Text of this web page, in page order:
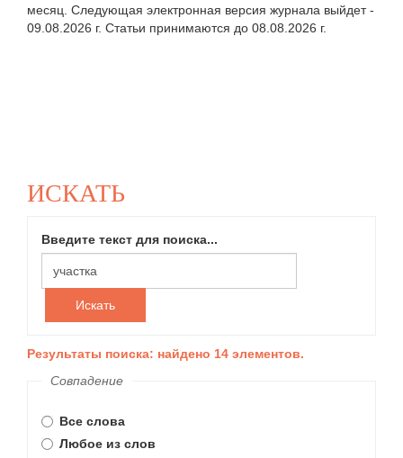
месяц. Следующая электронная версия журнала выйдет -
09.08.2026 г. Статьи принимаются до 08.08.2026 г.
ИСКАТЬ
Введите текст для поиска...
Искать
Результаты поиска: найдено 14 элементов.
Совпадение
Все слова
Любое из слов